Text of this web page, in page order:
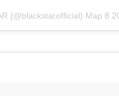
(@blackstarofficial) Мар 8